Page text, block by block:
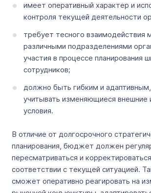
имеет оперативный характер и
контроля текущей деятельности
требует тесного взаимодействия
различными подразделениями
участия в процессе планирования
сотрудников;
должно быть гибким и
учитывать изменяющиеся внешние
условия.
В отличие от долгосрочного
планирования, бюджет должен
пересматриваться и
соответствии с текущей ситуацией.
сможет оперативно реагировать на